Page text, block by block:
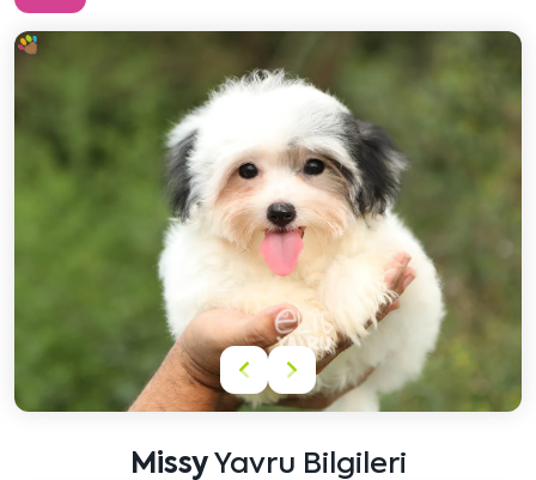
Önceki
içeriği
Sonraki
içeriği
MissyYavru Bilgileri